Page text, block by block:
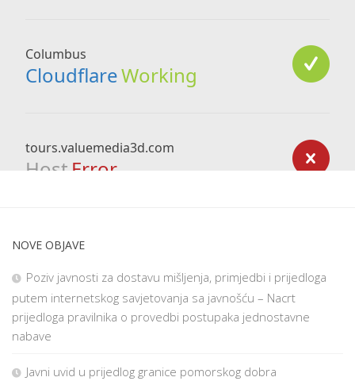
NOVE OBJAVE
Poziv javnosti za dostavu mišljenja, primjedbi i prijedloga
putem internetskog savjetovanja sa javnošću – Nacrt
prijedloga pravilnika o provedbi postupaka jednostavne
nabave
Javni uvid u prijedlog granice pomorskog dobra